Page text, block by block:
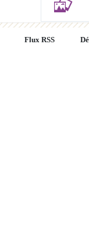
Flux RSS